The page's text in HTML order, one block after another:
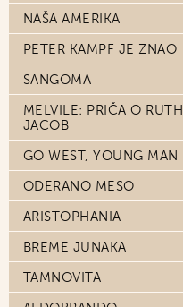
NAŠA AMERIKA
PETER KAMPF JE ZNAO
SANGOMA
MELVILE: PRIČA O RUTH
JACOB
GO WEST, YOUNG MAN
ODERANO MESO
ARISTOPHANIA
BREME JUNAKA
TAMNOVITA